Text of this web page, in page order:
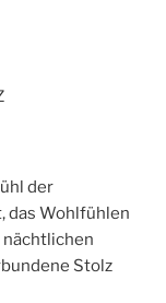
der
das Wohlfühlen
nächtlichen
Stolz